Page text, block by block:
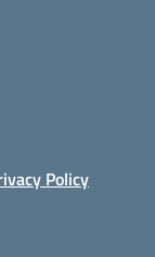
Policy